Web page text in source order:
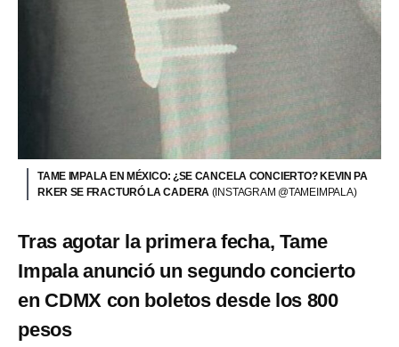
TAME IMPALA EN MÉXICO: ¿SE CANCELA CONCIERTO? KEVIN PA
RKER SE FRACTURÓ LA CADERA (INSTAGRAM @TAMEIMPALA)
Tras agotar la primera fecha, Tame
Impala anunció un segundo concierto
en CDMX con boletos desde los 800
pesos